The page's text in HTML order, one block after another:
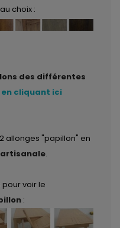
au choix :
des différentes
en cliquant ici
allonges "papillon" en
.
voir le
: